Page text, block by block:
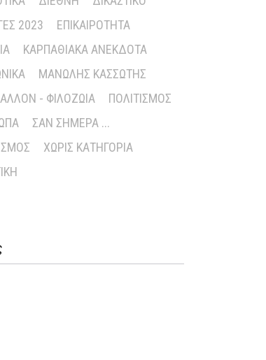
2023
ΕΠΙΚΑΙΡΌΤΗΤΑ
ΚΑΡΠΑΘΙΑΚΆ ΑΝΈΚΔΟΤΑ
ΜΑΝΏΛΗΣ ΚΑΣΣΏΤΗΣ
- ΦΙΛΟΖΩΊΑ
ΠΟΛΙΤΙΣΜΌΣ
ΣΑΝ ΣΉΜΕΡΑ ...
ΧΩΡΊΣ ΚΑΤΗΓΟΡΊΑ